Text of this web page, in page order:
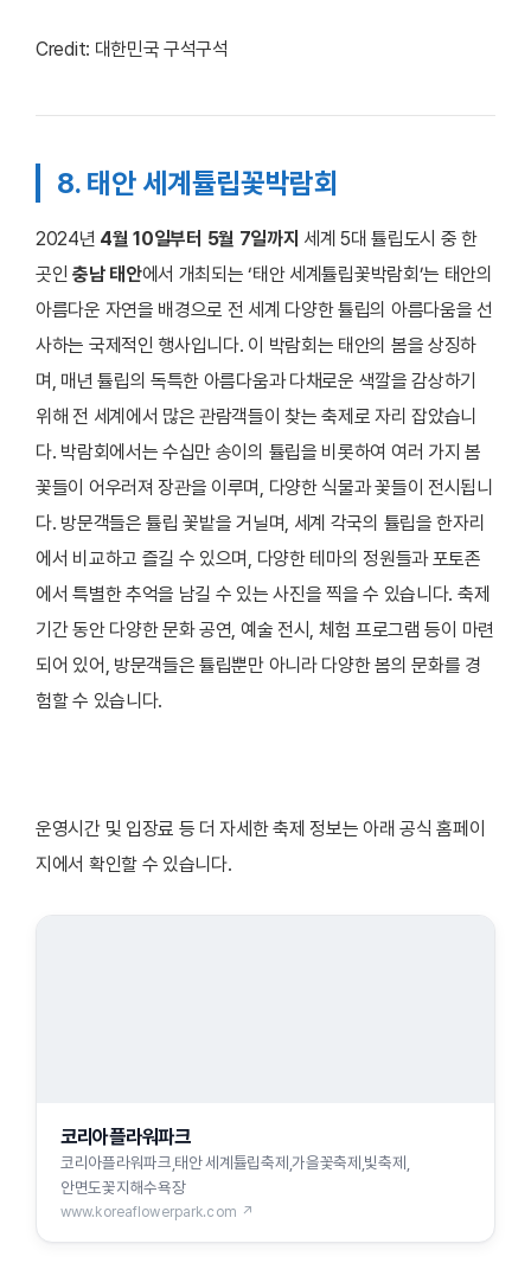
Credit: 대한민국 구석구석
8. 태안 세계튤립꽃박람회
2024년 4월 10일부터 5월 7일까지 세계 5대 튤립도시 중 한
곳인 충남 태안에서 개최되는 ‘태안 세계튤립꽃박람회’는 태안의
아름다운 자연을 배경으로 전 세계 다양한 튤립의 아름다움을 선
사하는 국제적인 행사입니다. 이 박람회는 태안의 봄을 상징하
며, 매년 튤립의 독특한 아름다움과 다채로운 색깔을 감상하기
위해 전 세계에서 많은 관람객들이 찾는 축제로 자리 잡았습니
다. 박람회에서는 수십만 송이의 튤립을 비롯하여 여러 가지 봄
꽃들이 어우러져 장관을 이루며, 다양한 식물과 꽃들이 전시됩니
다. 방문객들은 튤립 꽃밭을 거닐며, 세계 각국의 튤립을 한자리
에서 비교하고 즐길 수 있으며, 다양한 테마의 정원들과 포토존
에서 특별한 추억을 남길 수 있는 사진을 찍을 수 있습니다. 축제
기간 동안 다양한 문화 공연, 예술 전시, 체험 프로그램 등이 마련
되어 있어, 방문객들은 튤립뿐만 아니라 다양한 봄의 문화를 경
험할 수 있습니다.
운영시간 및 입장료 등 더 자세한 축제 정보는 아래 공식 홈페이
지에서 확인할 수 있습니다.
코리아플라워파크
코리아플라워파크,태안 세계튤립축제,가을꽃축제,빛축제,
안면도꽃지해수욕장
www.koreaflowerpark.com ↗